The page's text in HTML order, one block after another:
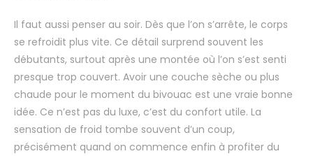
Il faut aussi penser au soir. Dès que l’on s’arrête, le corps
se refroidit plus vite. Ce détail surprend souvent les
débutants, surtout après une montée où l’on s’est senti
presque trop couvert. Avoir une couche sèche ou plus
chaude pour le moment du bivouac est une vraie bonne
idée. Ce n’est pas du luxe, c’est du confort utile. La
sensation de froid tombe souvent d’un coup,
précisément quand on commence enfin à profiter du